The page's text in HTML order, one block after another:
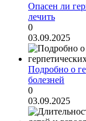
Опасен ли
лечить
0
03.09.2025
Подробно о
болезней
0
03.09.2025